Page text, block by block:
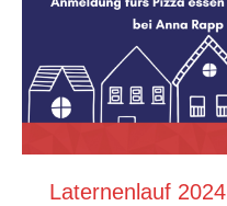
Laternenlauf 2024